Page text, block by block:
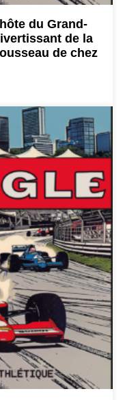
du Grand-
de la
de chez